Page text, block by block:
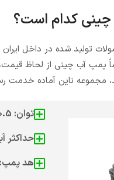
کدام است؟
تولید شده در داخل
پمپ آب چینی از لحاظ
مجموعه ناین آماده خدمت
توان: 0.5 اسب بخار
حداکثر آبدهی: 2/1
هد پمپ: 35 متر